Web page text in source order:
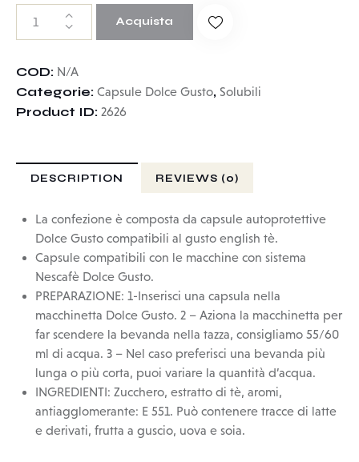
Acquista
COD: N/A
Categorie: Capsule Dolce Gusto, Solubili
Product ID: 2626
DESCRIPTION REVIEWS (0)
La confezione è composta da capsule autoprotettive
Dolce Gusto compatibili al gusto english tè.
Capsule compatibili con le macchine con sistema
Nescafè Dolce Gusto.
PREPARAZIONE: 1-Inserisci una capsula nella
macchinetta Dolce Gusto. 2 – Aziona la macchinetta per
far scendere la bevanda nella tazza, consigliamo 55/60
ml di acqua. 3 – Nel caso preferisci una bevanda più
lunga o più corta, puoi variare la quantità d’acqua.
INGREDIENTI: Zucchero, estratto di tè, aromi,
antiagglomerante: E 551. Può contenere tracce di latte
e derivati, frutta a guscio, uova e soia.